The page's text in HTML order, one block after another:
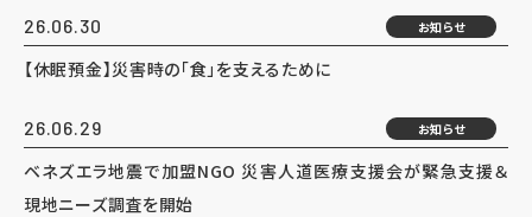
26.06.30 お知らせ
【休眠預金】災害時の「食」を支えるために
26.06.29 お知らせ
ベネズエラ地震で加盟NGO 災害人道医療支援会が緊急支援＆
現地ニーズ調査を開始